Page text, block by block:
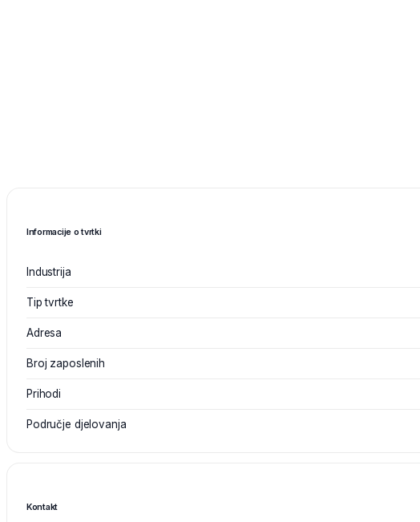
Informacije o tvrtki
Industrija
Tip tvrtke
Adresa
Broj zaposlenih
Prihodi
Područje djelovanja
Kontakt